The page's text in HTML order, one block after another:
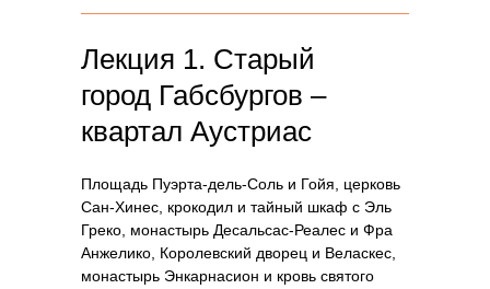
Лекция 1. Старый
город Габсбургов –
квартал Аустриас
Площадь Пуэрта-дель-Соль и Гойя, церковь
Сан-Хинес, крокодил и тайный шкаф с Эль
Греко, монастырь Десальсас-Реалес и Фра
Анжелико, Королевский дворец и Веласкес,
монастырь Энкарнасион и кровь святого